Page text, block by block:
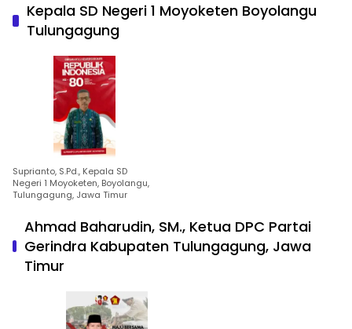
Kepala SD Negeri 1 Moyoketen Boyolangu
Tulungagung
Suprianto, S.Pd., Kepala SD
Negeri 1 Moyoketen, Boyolangu,
Tulungagung, Jawa Timur
Ahmad Baharudin, SM., Ketua DPC Partai
Gerindra Kabupaten Tulungagung, Jawa
Timur